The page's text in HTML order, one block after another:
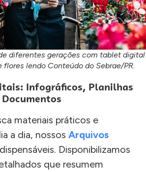
diferentes gerações com tablet digital
flores lendo Conteúdo do Sebrae/PR.
Infográficos, Planilhas
materiais práticos e
a dia, nossos Arquivos
Disponibilizamos
que resumem